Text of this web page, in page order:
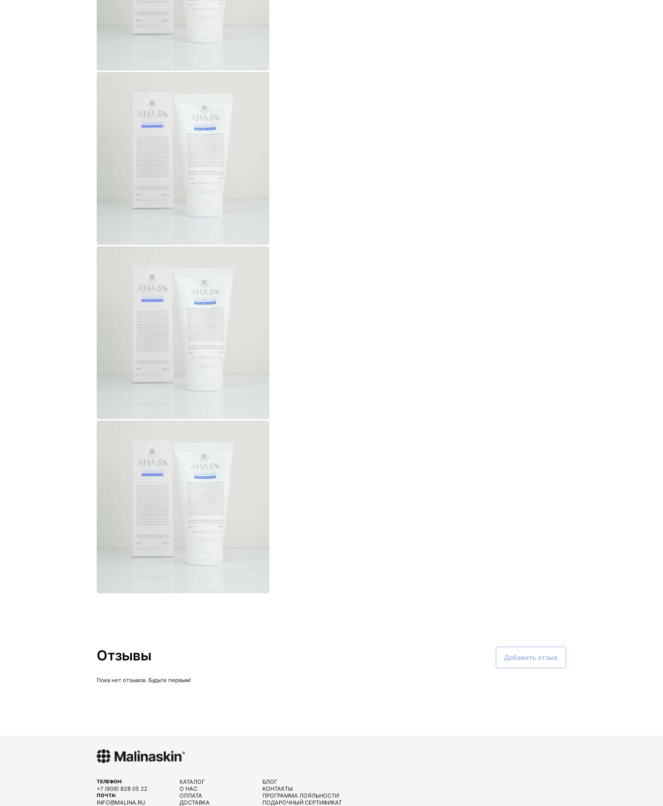
Отзывы Добавить отзыв
Пока нет отзывов. Будьте первым!
ТЕЛЕФОН:
+7 (909) 828 05 22
ПОЧТА:
INFO@MALINA.RU
КАТАЛОГ
О НАС
ОПЛАТА
ДОСТАВКА
БЛОГ
КОНТАКТЫ
ПРОГРАММА ЛОЯЛЬНОСТИ
ПОДАРОЧНЫЙ СЕРТИФИКАТ